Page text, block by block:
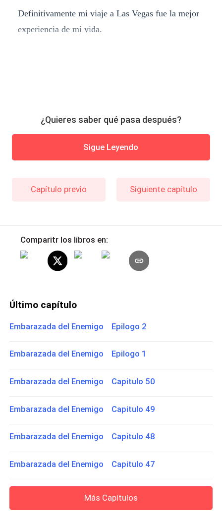
Definitivamente mi viaje a Las Vegas fue la mejor
experiencia de mi vida.
¿Quieres saber qué pasa después?
Sigue Leyendo
Capítulo previo Siguiente capítulo
Comparitr los libros en:
Último capítulo
Embarazada del Enemigo Epilogo 2
Embarazada del Enemigo Epilogo 1
Embarazada del Enemigo Capitulo 50
Embarazada del Enemigo Capitulo 49
Embarazada del Enemigo Capitulo 48
Embarazada del Enemigo Capitulo 47
Más Capítulos